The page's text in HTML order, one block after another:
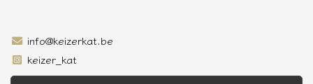
info@keizerkat.be
keizer_kat